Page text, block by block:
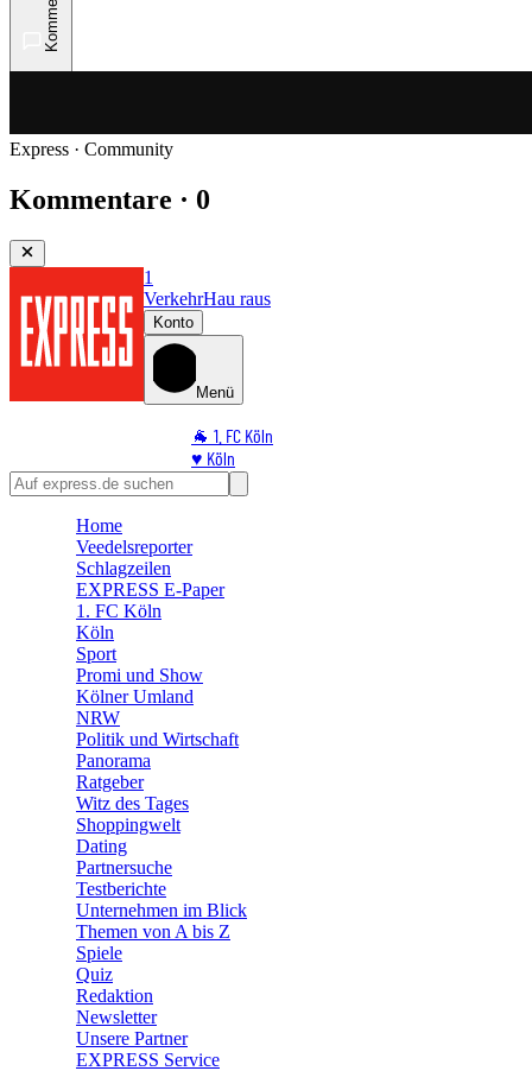
Express · Community
Kommentare · 0
1
VerkehrHau raus
Konto
Menü
🐐 1. FC Köln
♥️ Köln
⭐ Promi
🛒 Shoppingwelt
Home
Veedelsreporter
Schlagzeilen
EXPRESS E-Paper
1. FC Köln
Köln
Sport
Promi und Show
Kölner Umland
NRW
Politik und Wirtschaft
Panorama
Ratgeber
Witz des Tages
Shoppingwelt
Dating
Partnersuche
Testberichte
Unternehmen im Blick
Themen von A bis Z
Spiele
Quiz
Redaktion
Newsletter
Unsere Partner
EXPRESS Service